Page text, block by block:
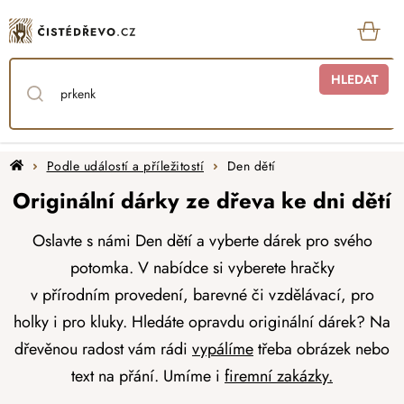
na
obsah
HLEDAT
DomůPodle událostí a příležitostí Den dětí
Originální dárky ze dřeva ke dni dětí
Oslavte s námi Den dětí a vyberte dárek pro svého
potomka. V nabídce si vyberete hračky
v přírodním provedení, barevné či vzdělávací, pro
holky i pro kluky. Hledáte opravdu originální dárek? Na
dřevěnou radost vám rádi vypálímetřeba obrázek nebo
text na přání. Umíme i firemní zakázky.